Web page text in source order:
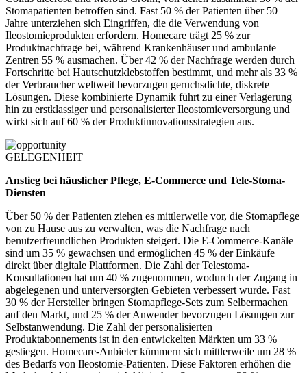
Stomapatienten betroffen sind. Fast 50 % der Patienten über 50
Jahre unterziehen sich Eingriffen, die die Verwendung von
Ileostomieprodukten erfordern. Homecare trägt 25 % zur
Produktnachfrage bei, während Krankenhäuser und ambulante
Zentren 55 % ausmachen. Über 42 % der Nachfrage werden durch
Fortschritte bei Hautschutzklebstoffen bestimmt, und mehr als 33 %
der Verbraucher weltweit bevorzugen geruchsdichte, diskrete
Lösungen. Diese kombinierte Dynamik führt zu einer Verlagerung
hin zu erstklassiger und personalisierter Ileostomieversorgung und
wirkt sich auf 60 % der Produktinnovationsstrategien aus.
GELEGENHEIT
Anstieg bei häuslicher Pflege, E-Commerce und Tele-Stoma-
Diensten
Über 50 % der Patienten ziehen es mittlerweile vor, die Stomapflege
von zu Hause aus zu verwalten, was die Nachfrage nach
benutzerfreundlichen Produkten steigert. Die E-Commerce-Kanäle
sind um 35 % gewachsen und ermöglichen 45 % der Einkäufe
direkt über digitale Plattformen. Die Zahl der Telestoma-
Konsultationen hat um 40 % zugenommen, wodurch der Zugang in
abgelegenen und unterversorgten Gebieten verbessert wurde. Fast
30 % der Hersteller bringen Stomapflege-Sets zum Selbermachen
auf den Markt, und 25 % der Anwender bevorzugen Lösungen zur
Selbstanwendung. Die Zahl der personalisierten
Produktabonnements ist in den entwickelten Märkten um 33 %
gestiegen. Homecare-Anbieter kümmern sich mittlerweile um 28 %
des Bedarfs von Ileostomie-Patienten. Diese Faktoren erhöhen die